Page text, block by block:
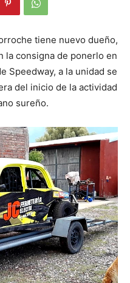
tiene nuevo dueño,
la consigna de ponerlo en
Speedway, a la unidad se
del inicio de la actividad
sureño.